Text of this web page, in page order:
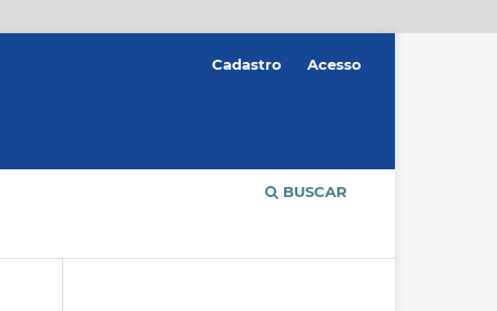
BUSCAR
Cadastro Acesso